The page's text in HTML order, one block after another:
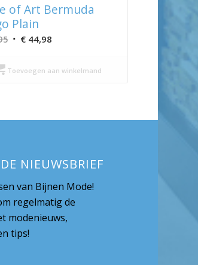
of Art Bermuda
Plain
Oorspronkelijke
was:
€44,98Huidige
Toevoegen aan winkelmand
NIEUWSBRIEF
van Bijnen Mode!
regelmatig de
modenieuws,
tips!